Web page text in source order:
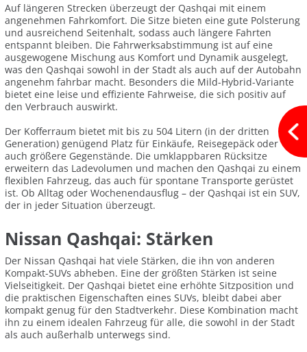
Auf längeren Strecken überzeugt der Qashqai mit einem
angenehmen Fahrkomfort. Die Sitze bieten eine gute Polsterung
und ausreichend Seitenhalt, sodass auch längere Fahrten
entspannt bleiben. Die Fahrwerksabstimmung ist auf eine
ausgewogene Mischung aus Komfort und Dynamik ausgelegt,
was den Qashqai sowohl in der Stadt als auch auf der Autobahn
angenehm fahrbar macht. Besonders die Mild-Hybrid-Variante
bietet eine leise und effiziente Fahrweise, die sich positiv auf
den Verbrauch auswirkt.
Der Kofferraum bietet mit bis zu 504 Litern (in der dritten
Generation) genügend Platz für Einkäufe, Reisegepäck oder
auch größere Gegenstände. Die umklappbaren Rücksitze
erweitern das Ladevolumen und machen den Qashqai zu einem
flexiblen Fahrzeug, das auch für spontane Transporte gerüstet
ist. Ob Alltag oder Wochenendausflug – der Qashqai ist ein SUV,
der in jeder Situation überzeugt.
Nissan Qashqai: Stärken
Der Nissan Qashqai hat viele Stärken, die ihn von anderen
Kompakt-SUVs abheben. Eine der größten Stärken ist seine
Vielseitigkeit. Der Qashqai bietet eine erhöhte Sitzposition und
die praktischen Eigenschaften eines SUVs, bleibt dabei aber
kompakt genug für den Stadtverkehr. Diese Kombination macht
ihn zu einem idealen Fahrzeug für alle, die sowohl in der Stadt
als auch außerhalb unterwegs sind.